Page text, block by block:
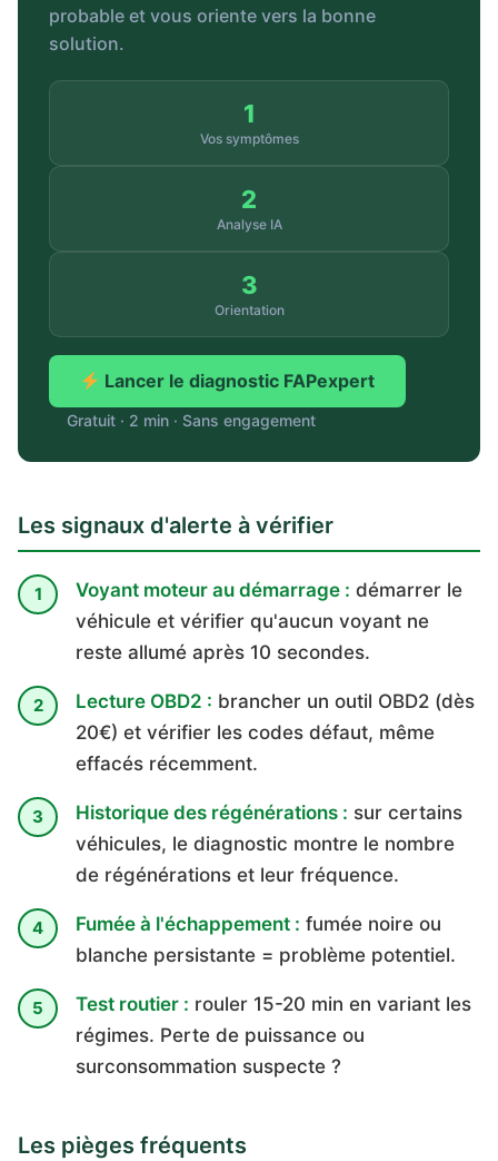
probable et vous oriente vers la bonne
solution.
1
Vos symptômes
2
Analyse IA
3
Orientation
Lancer le diagnostic FAPexpert
Gratuit · 2 min · Sans engagement
Les signaux d'alerte à vérifier
Voyant moteur au démarrage : démarrer le
véhicule et vérifier qu'aucun voyant ne
reste allumé après 10 secondes.
Lecture OBD2 : brancher un outil OBD2 (dès
20€) et vérifier les codes défaut, même
effacés récemment.
Historique des régénérations : sur certains
véhicules, le diagnostic montre le nombre
de régénérations et leur fréquence.
Fumée à l'échappement : fumée noire ou
blanche persistante = problème potentiel.
Test routier : rouler 15-20 min en variant les
régimes. Perte de puissance ou
surconsommation suspecte ?
Les pièges fréquents